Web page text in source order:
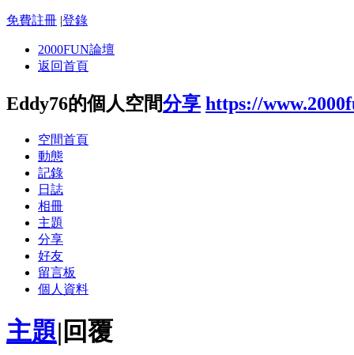
免費註冊 |登錄
2000FUN論壇
返回首頁
Eddy76的個人空間分享 https://
空間首頁
動態
記錄
日誌
相冊
主題
分享
好友
留言板
個人資料
主題| 回覆